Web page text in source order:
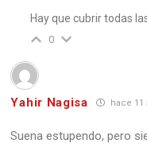
Hay que cubrir todas
0
Yahir Nagisa hace 11
Suena estupendo, pero